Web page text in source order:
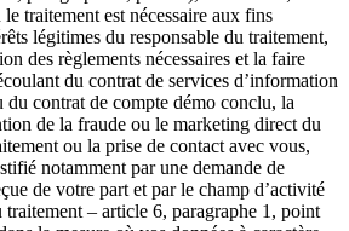
traitement est nécessaire aux fins
légitimes du responsable du traitement,
des règlements nécessaires et la faire
du contrat de services d’information
du contrat de compte démo conclu, la
de la fraude ou le marketing direct du
ou la prise de contact avec vous,
notamment par une demande de
de votre part et par le champ d’activité
traitement – article 6, paragraphe 1, point